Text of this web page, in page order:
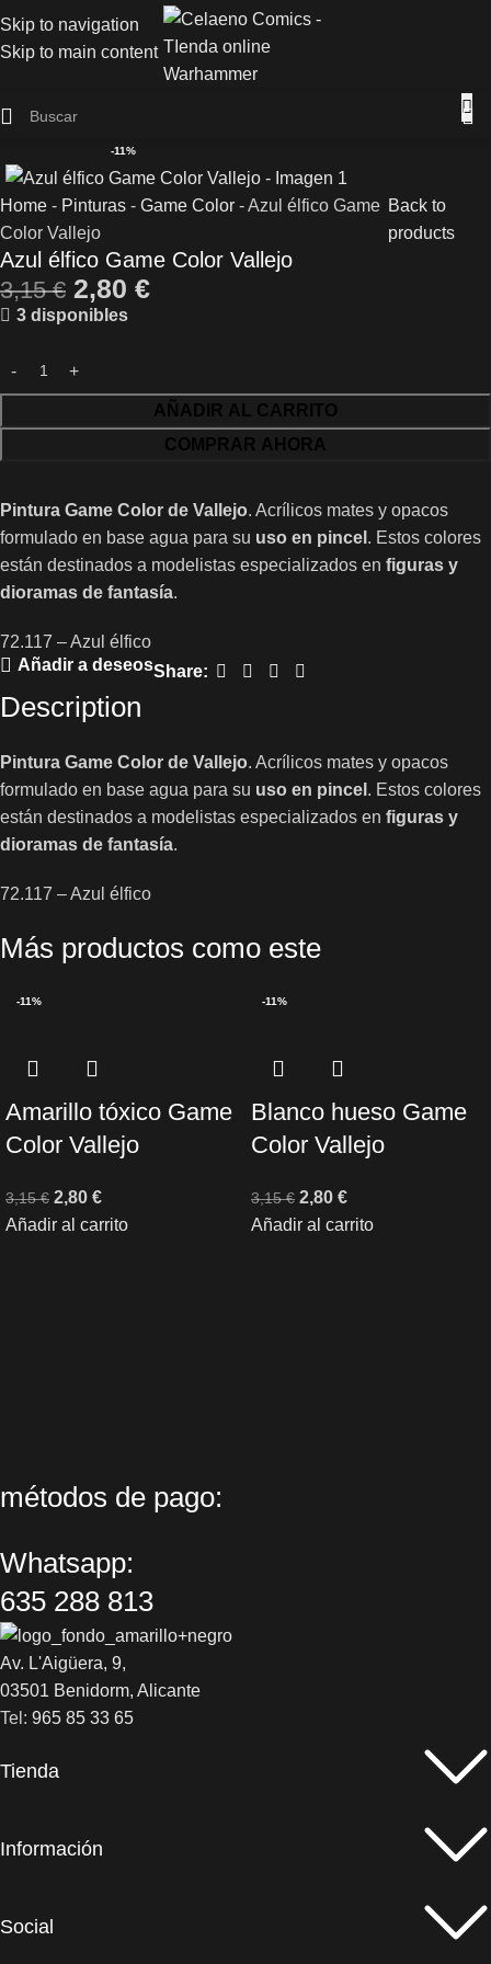
Skip to navigation
Skip to main content
-11%
Home - Pinturas - Game Color -Azul élfico Game
Color Vallejo
Back to
products
Azul élfico Game Color Vallejo
3,15€ 2,80 €
3 disponibles
AÑADIR AL CARRITO
COMPRAR AHORA
Pintura Game Color de Vallejo. Acrílicos mates y opacos
formulado en base agua para su uso en pincel . Estos colores
están destinados a modelistas especializados en figuras y
dioramas de fantasía.
72.117 – Azul élfico
Añadir a deseosShare:
Description
Pintura Game Color de Vallejo. Acrílicos mates y opacos
formulado en base agua para su uso en pincel . Estos colores
están destinados a modelistas especializados en figuras y
dioramas de fantasía.
72.117 – Azul élfico
Más productos como este
-11%
Amarillo tóxico Game
Color Vallejo
3,15€ 2,80 €
Añadir al carrito
-11%
Blanco hueso Game
Color Vallejo
3,15€ 2,80 €
Añadir al carrito
métodos de pago:
Whatsapp:
635 288 813
Av. L'Aigüera, 9,
03501 Benidorm, Alicante
Tel: 965 85 33 65
Tienda
Información
Social